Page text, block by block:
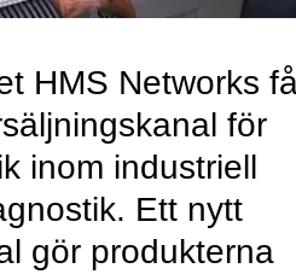
HMS Networks
för
inom industriell
Ett nytt
gör produkterna